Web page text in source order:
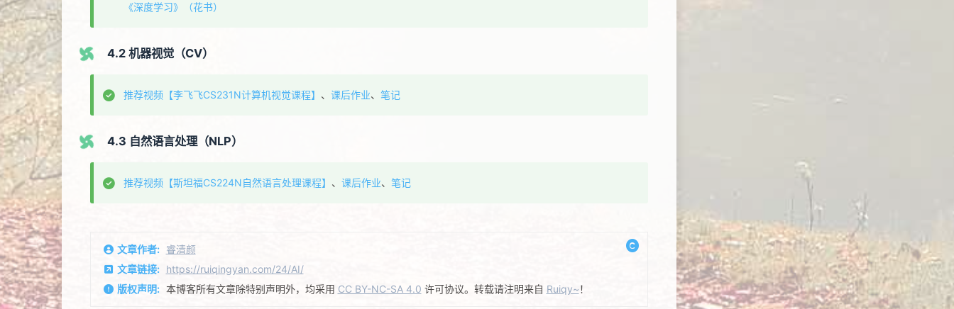
《深度学习》（花书）
4.2 机器视觉（CV）
推荐视频【李飞飞CS231N计算机视觉课程】 、 课后作业、 笔记
4.3 自然语言处理（NLP）
推荐视频【斯坦福CS224N自然语言处理课程】 、 课后作业、 笔记
文章作者: 睿清颜
文章链接: https://ruiqingyan.com/24/AI/
版权声明: 本博客所有文章除特别声明外，均采用 CC BY-NC-SA 4.0 许可协议。转载请注明来自 Ruiqy~！